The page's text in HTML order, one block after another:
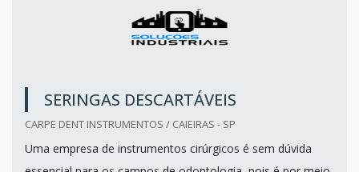
SERINGAS DESCARTÁVEIS
CARPE DENT INSTRUMENTOS / CAIEIRAS - SP
Uma empresa de instrumentos cirúrgicos é sem dúvida